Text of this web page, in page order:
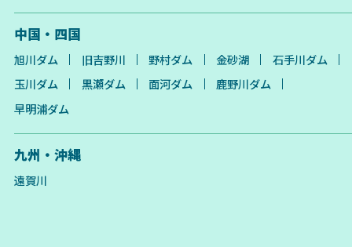
中国・四国
旭川ダム 旧吉野川 野村ダム 金砂湖
石手川ダム
玉川ダム
黒瀬ダム 面河ダム
鹿野川ダム
早明浦ダム
九州・沖縄
遠賀川